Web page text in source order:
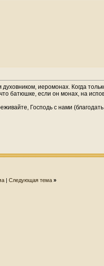
иеромонах. Когда
батюшке, если он монах, на
Господь с нами
| Следующая тема »